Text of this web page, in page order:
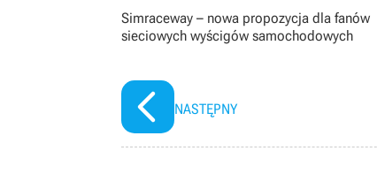
Simraceway – nowa propozycja dla fanów
sieciowych wyścigów samochodowych
NASTĘPNY